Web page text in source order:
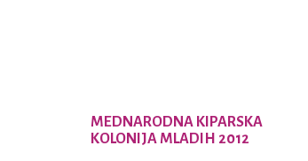
MEDNARODNA KIPARSKA
KOLONIJA MLADIH 2012